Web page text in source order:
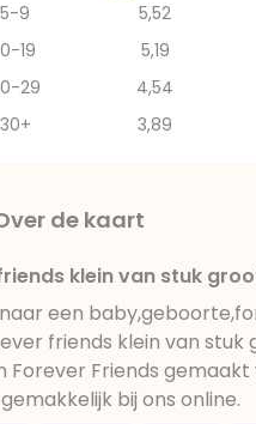
5-9
5,52
19
5,19
29
4,54
30+
3,89
de kaart
klein van stuk
een
friends klein van stuk
Forever Friends
bij ons online.